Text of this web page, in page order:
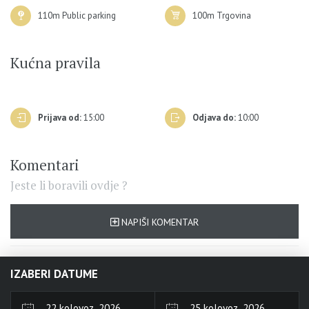
110m Public parking 100m Trgovina
Kućna pravila
Prijava od:15:00 Odjava do:10:00
Komentari
Jeste li boravili ovdje ?
NAPIŠI KOMENTAR
IZABERI DATUME